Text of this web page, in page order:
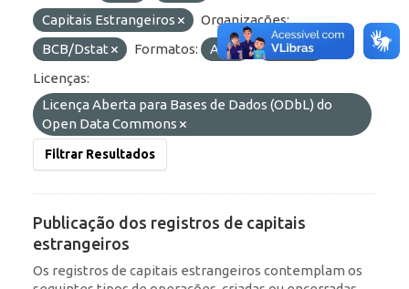
Capitais Estrangeiros
Organizações:
BCB/Dstat
Formatos: API
OData
Licenças:
Licença Aberta para Bases de Dados (ODbL) do
Open Data Commons
Filtrar Resultados
Publicação dos registros de capitais
estrangeiros
Os registros de capitais estrangeiros contemplam os